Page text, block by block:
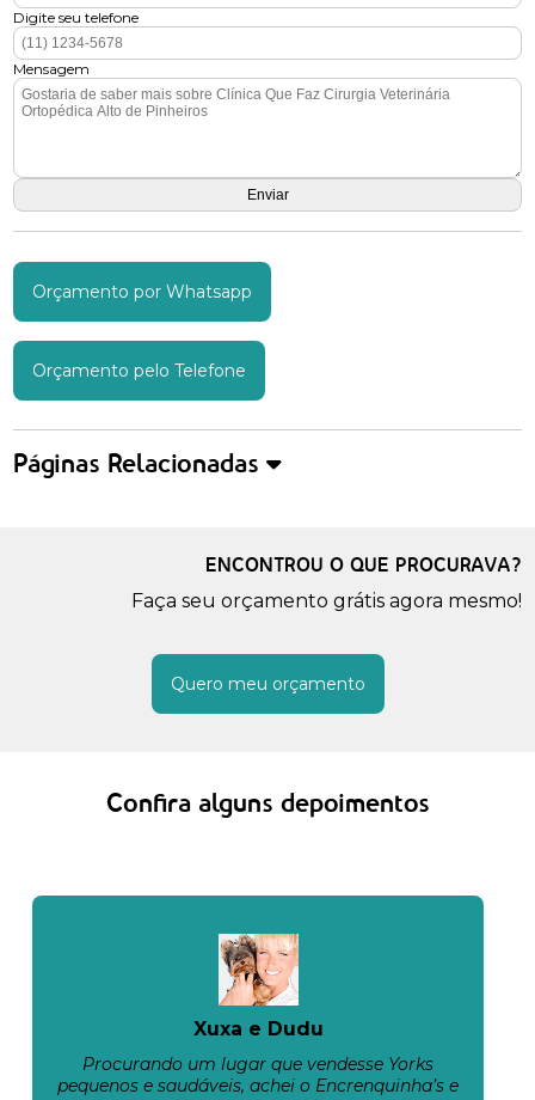
Digite seu telefone
Mensagem
Orçamento por Whatsapp
Orçamento pelo Telefone
Páginas Relacionadas
ENCONTROU O QUE PROCURAVA?
Faça seu orçamento grátis agora mesmo!
Quero meu orçamento
Confira alguns depoimentos
Xuxa e Dudu
Procurando um lugar que vendesse Yorks
pequenos e saudáveis, achei o Encrenquinha’s e